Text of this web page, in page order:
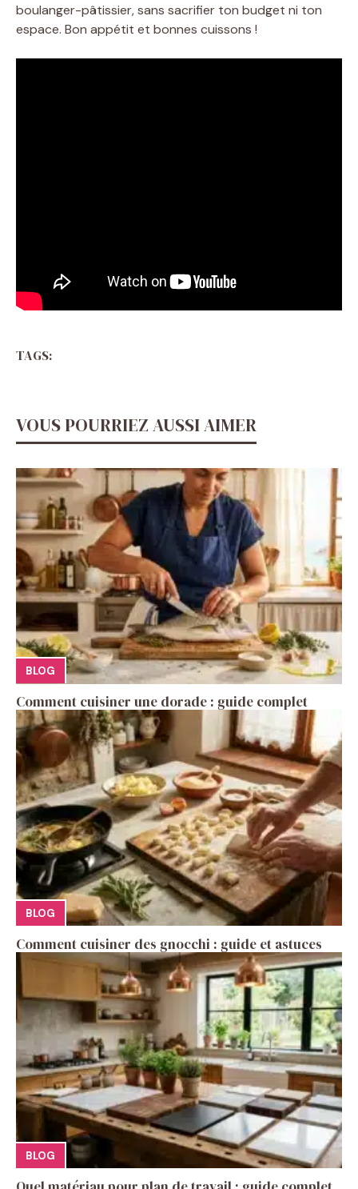
boulanger-pâtissier, sans sacrifier ton budget ni ton
espace. Bon appétit et bonnes cuissons !
TAGS:
VOUS POURRIEZ AUSSI AIMER
BLOG
Comment cuisiner une dorade : guide complet
BLOG
Comment cuisiner des gnocchi : guide et astuces
BLOG